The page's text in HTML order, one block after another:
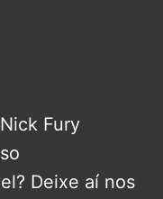
Fury
Deixe aí nos